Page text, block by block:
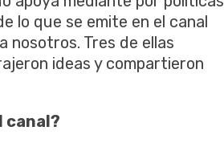
lo que se emite en el canal
Tres de ellas
ideas y compartieron
canal?